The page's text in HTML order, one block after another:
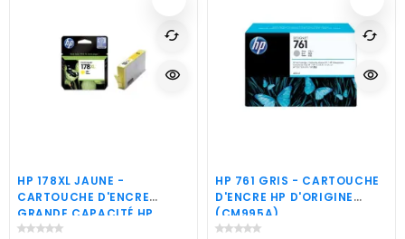
HP 178XL JAUNE -
CARTOUCHE D'ENCRE
GRANDE CAPACITÉ HP
D'ORIGINE (CB325HE)
cached
visibility
HP 761 GRIS - CARTOUCHE
D'ENCRE HP D'ORIGINE
(CM995A)
cached
visibility